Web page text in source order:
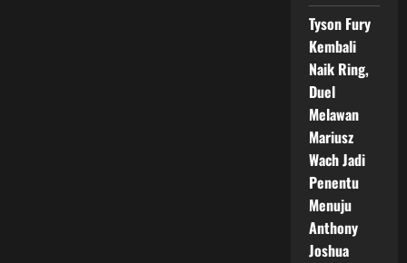
Tyson Fury
Kembali
Naik Ring,
Duel
Melawan
Mariusz
Wach Jadi
Penentu
Menuju
Anthony
Joshua